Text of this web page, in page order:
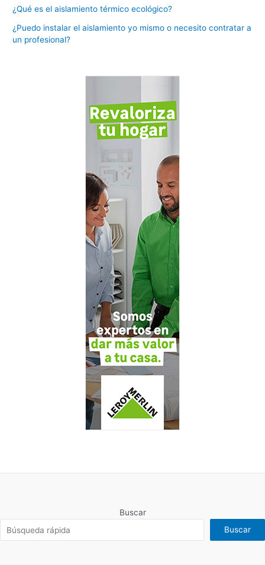
¿Qué es el aislamiento térmico ecológico?
¿Puedo instalar el aislamiento yo mismo o necesito contratar a
un profesional?
Buscar
Buscar